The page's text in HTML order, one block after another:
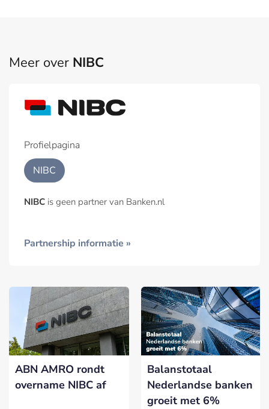
Meer over NIBC
Profielpagina
NIBC
NIBC is geen partner van Banken.nl
Partnership informatie »
ABN AMRO rondt
overname NIBC af
Balanstotaal
Nederlandse banken
groeit met 6%